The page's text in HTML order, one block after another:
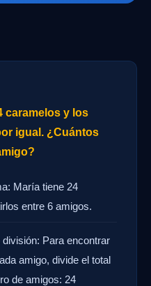
caramelos y los
igual. ¿Cuántos
María tiene 24
entre 6 amigos.
Para encontrar
amigo, divide el total
de amigos: 24